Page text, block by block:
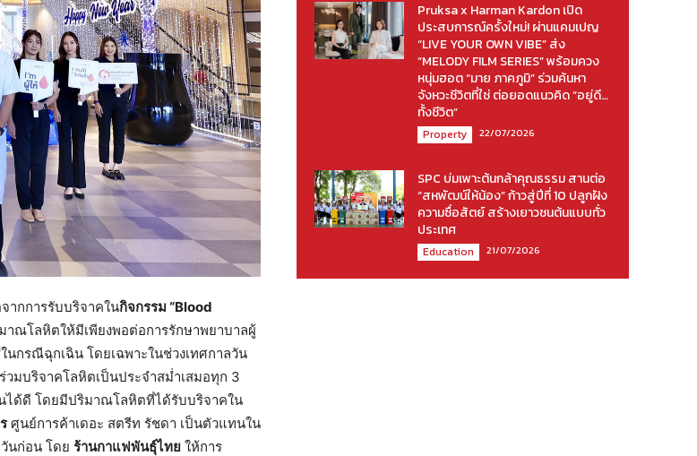
ากการรับบริจาคในกิจกรรม “Blood
าณโลหิตให้มีเพียงพอต่อการรักษาพยาบาลผู้
กรณีฉุกเฉิน โดยเฉพาะในช่วงเทศกาลวัน
มบริจาคโลหิตเป็นประจำสม่ำเสมอทุก 3
นได้ดี โดยมีปริมาณโลหิตที่ได้รับบริจาคใน
ศูนย์การค้าเดอะ สตรีท รัชดา เป็นตัวแทนใน
นก่อน โดย ร้านกาแฟพันธุ์ไทย ให้การ
Pruksa x Harman Kardon เปิด
ประสบการณ์ครั้งใหม่! ผ่านแคมเปญ
“LIVE YOUR OWN VIBE” ส่ง
“MELODY FILM SERIES” พร้อมควง
หนุ่มฮอต “มาย ภาคภูมิ” ร่วมค้นหา
จังหวะชีวิตที่ใช่ ต่อยอดแนวคิด “อยู่ดี…
ทั้งชีวิต”
Property 22/07/2026
SPC บ่มเพาะต้นกล้าคุณธรรม สานต่อ
“สหพัฒน์ให้น้อง” ก้าวสู่ปีที่ 10 ปลูกฝัง
ความซื่อสัตย์ สร้างเยาวชนต้นแบบทั่ว
ประเทศ
Education 21/07/2026